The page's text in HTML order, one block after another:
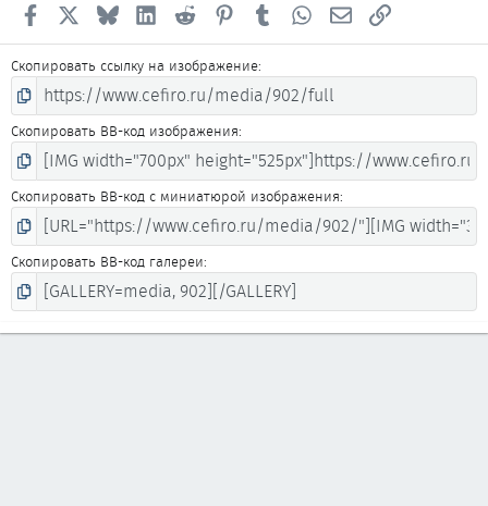
Facebook Bluesky LinkedInReddit PinterestTumblr WhatsAppЭлектронная почта
Ссылка
Скопировать ссылку на изображение
Скопировать BB-код изображения
Скопировать BB-код с миниатюрой изображения
Скопировать BB-код галереи